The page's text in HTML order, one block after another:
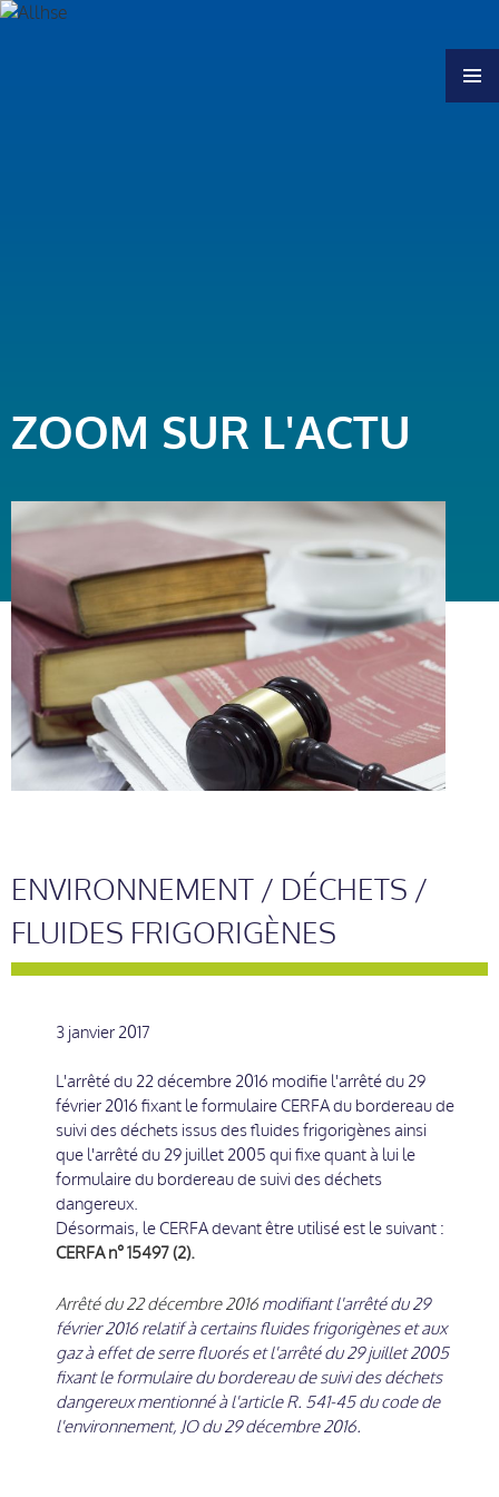
ZOOM SUR L'ACTU
ENVIRONNEMENT / DÉCHETS /
FLUIDES FRIGORIGÈNES
3 janvier 2017
L'arrêté du 22 décembre 2016 modifie l'arrêté du 29
février 2016 fixant le formulaire CERFA du bordereau de
suivi des déchets issus des fluides frigorigènes ainsi
que l'arrêté du 29 juillet 2005 qui fixe quant à lui le
formulaire du bordereau de suivi des déchets
dangereux.
Désormais, le CERFA devant être utilisé est le suivant :
CERFA n° 15497 (2).
Arrêté du 22 décembre 2016 modifiant l'arrêté du 29
février 2016 relatif à certains fluides frigorigènes et aux
gaz à effet de serre fluorés et l'arrêté du 29 juillet 2005
fixant le formulaire du bordereau de suivi des déchets
dangereux mentionné à l'article R. 541-45 du code de
l'environnement, JO du 29 décembre 2016.